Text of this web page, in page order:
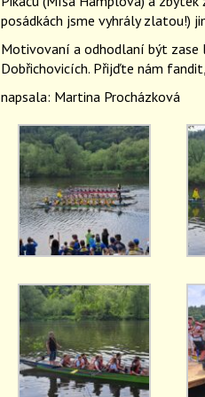
posádkách jsme vyhrály zlatou!)
Motivovaní a odhodlaní být
Dobřichovicích. Přijďte nám
napsala: Martina Procházková